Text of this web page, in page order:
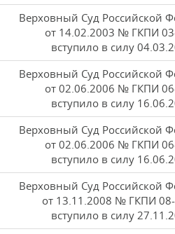
Верховный Суд Российской
от 14.02.2003 № ГКПИ
вступило в силу
Верховный Суд Российской
от 02.06.2006 № ГКПИ
вступило в силу
Верховный Суд Российской
от 02.06.2006 № ГКПИ
вступило в силу
Верховный Суд Российской
от 13.11.2008 № ГКПИ
вступило в силу